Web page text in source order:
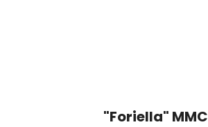
"Foriella" MMC